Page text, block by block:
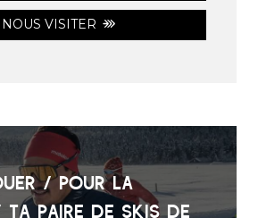
NOUS VISITER
/ POUR LA
PAIRE DE SKIS DE